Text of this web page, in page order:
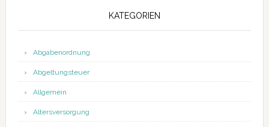
KATEGORIEN
Abgabenordnung
Abgeltungsteuer
Allgemein
Altersversorgung